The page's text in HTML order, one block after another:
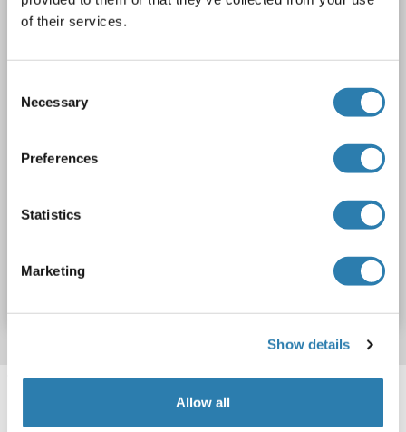
of their services.
Selection
Necessary
Preferences
Statistics
Marketing
Show details
Allow all
Target information, Synonyms, Latest